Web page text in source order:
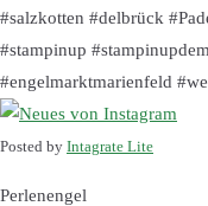
#salzkotten #delbrück
#stampinup
#engelmarktmarienfeld
Posted by Intagrate Lite
Perlenengel